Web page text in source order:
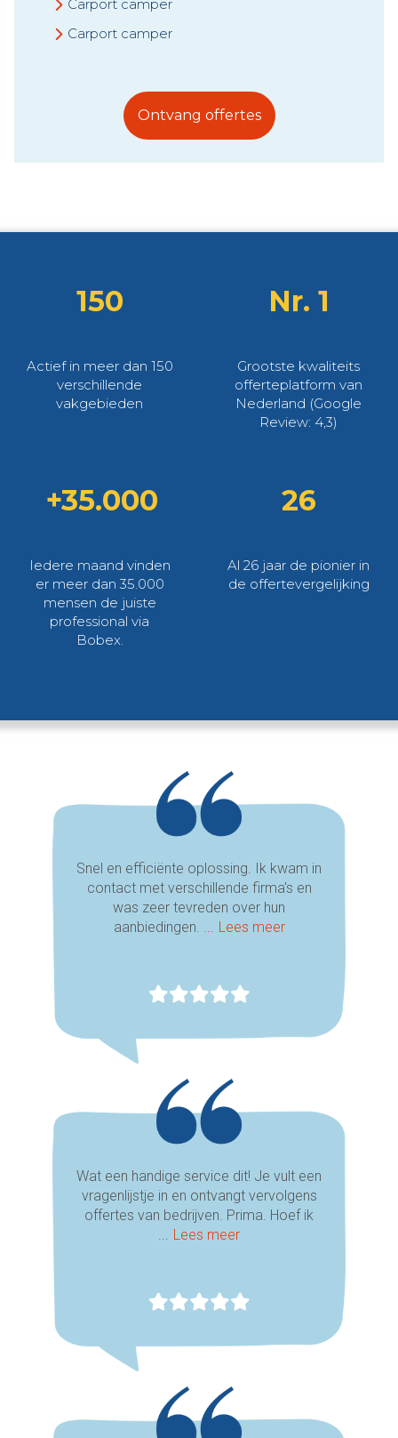
Carport camper
Carport camper
Ontvang offertes
150
Actief in meer dan 150
verschillende
vakgebieden
Nr. 1
Grootste kwaliteits
offerteplatform van
Nederland (Google
Review: 4,3)
+35.000
Iedere maand vinden
er meer dan 35.000
mensen de juiste
professional via
Bobex.
26
Al 26 jaar de pionier in
de offertevergelijking
Snel en efficiënte oplossing. Ik kwam in
contact met verschillende firma's en
was zeer tevreden over hun
aanbiedingen. ... Lees meer
Wat een handige service dit! Je vult een
vragenlijstje in en ontvangt vervolgens
offertes van bedrijven. Prima. Hoef ik
... Lees meer